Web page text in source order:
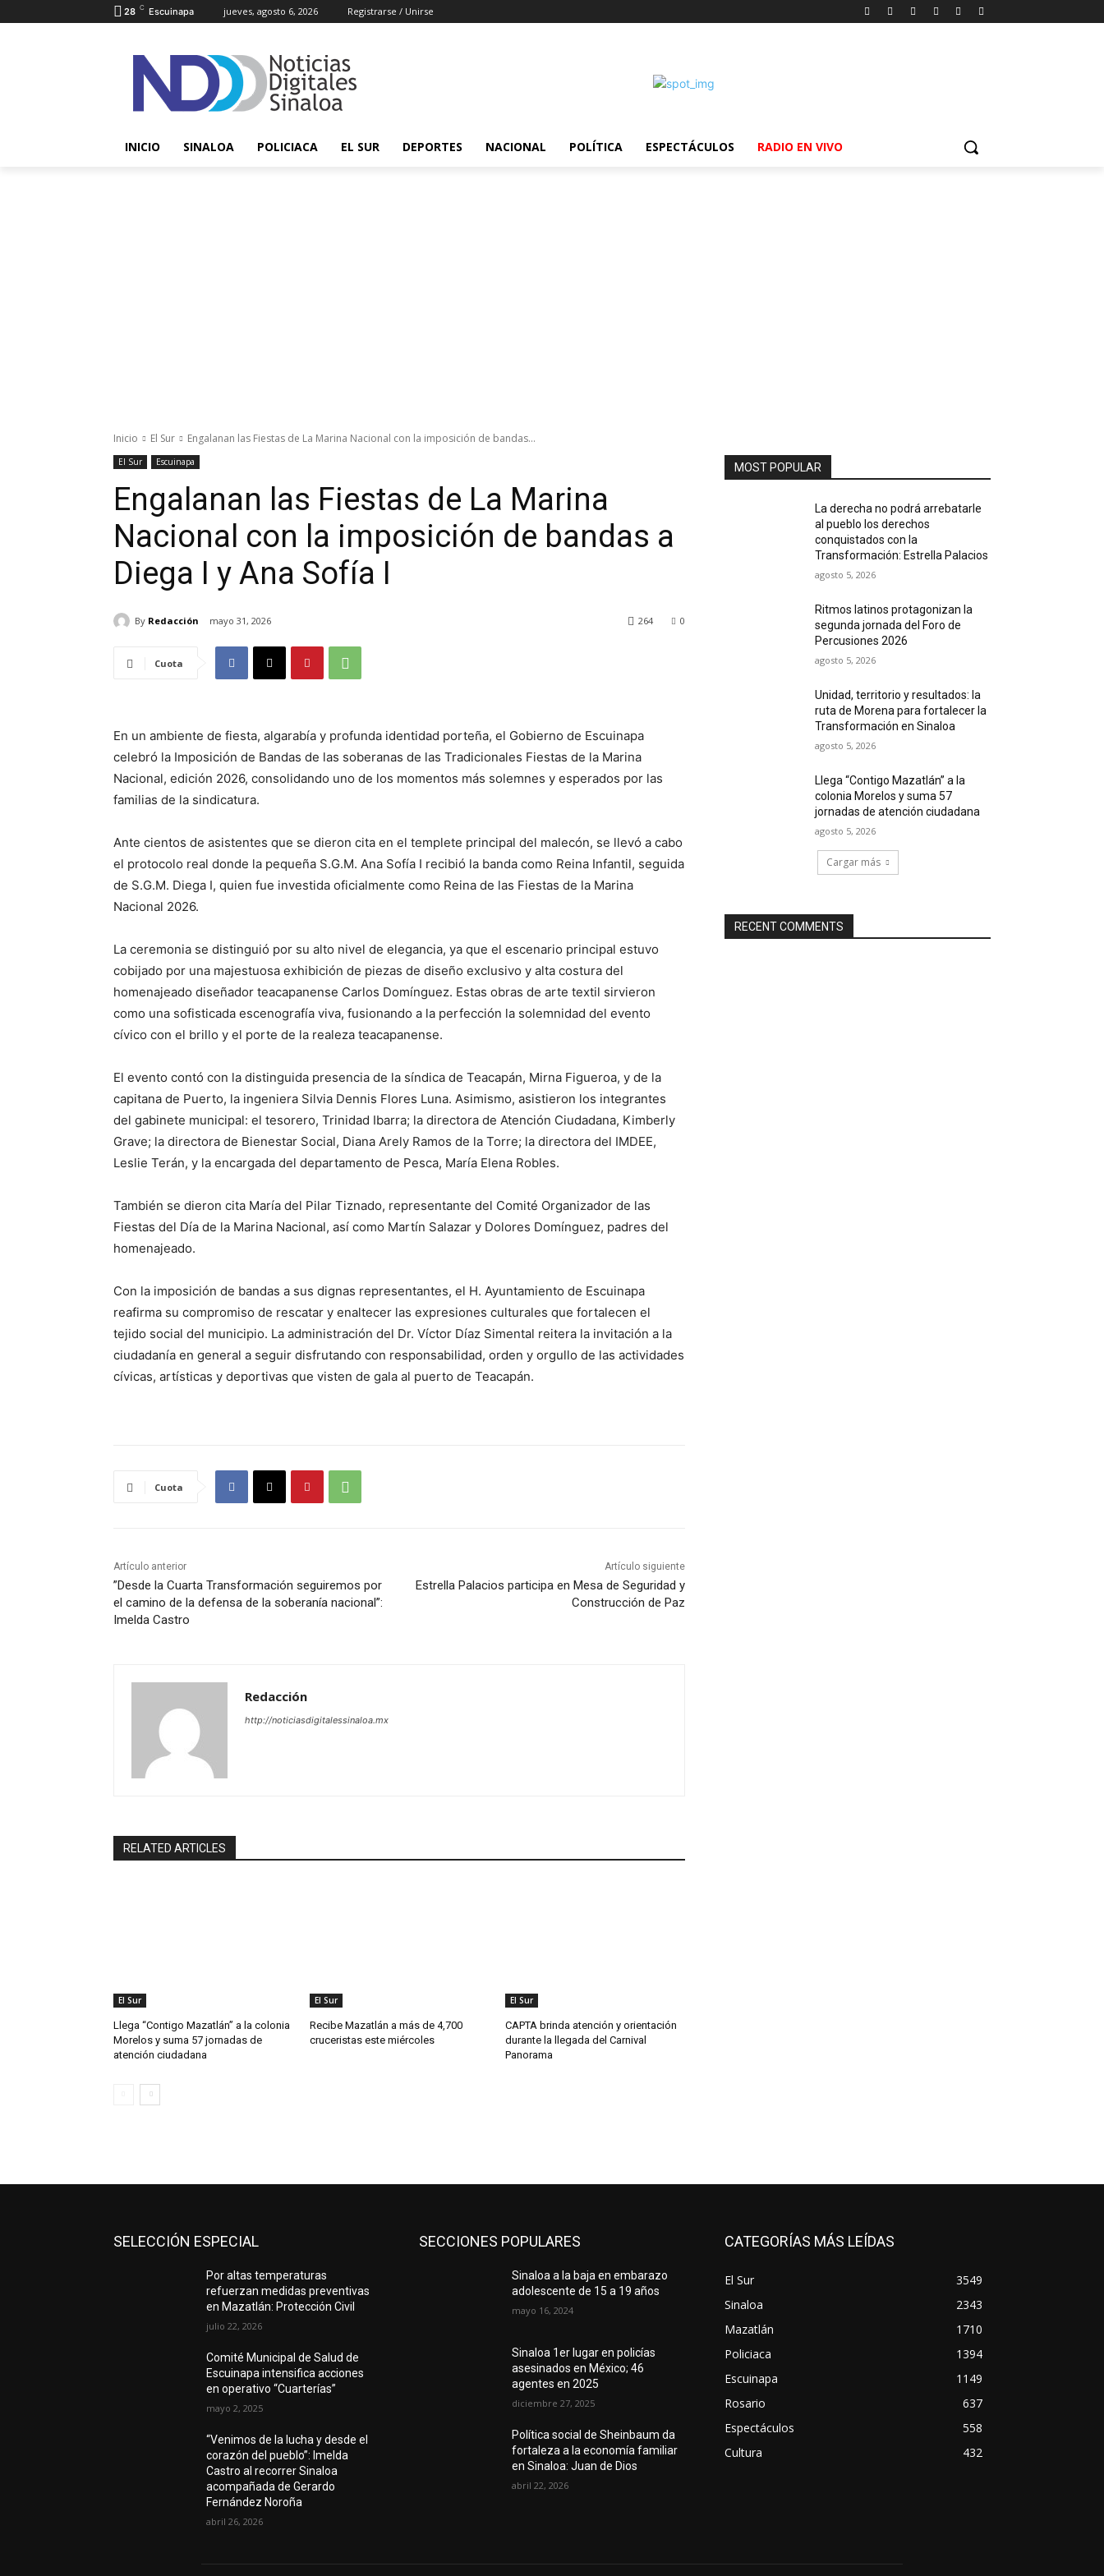
28 C Escuinapa jueves, agosto 6, 2026 Registrarse / Unirse
INICIO SINALOA POLICIACA EL SUR DEPORTES NACIONAL POLÍTICA ESPECTÁCULOS RADIO EN VIVO
Inicio El Sur Engalanan las Fiestas de La Marina Nacional con la imposición de bandas...
El Sur Escuinapa
Engalanan las Fiestas de La Marina
Nacional con la imposición de bandas a
Diega I y Ana Sofía I
By Redacción mayo 31, 2026 0
264
Cuota
En un ambiente de fiesta, algarabía y profunda identidad porteña, el Gobierno de Escuinapa
celebró la Imposición de Bandas de las soberanas de las Tradicionales Fiestas de la Marina
Nacional, edición 2026, consolidando uno de los momentos más solemnes y esperados por las
familias de la sindicatura.
Ante cientos de asistentes que se dieron cita en el templete principal del malecón, se llevó a cabo
el protocolo real donde la pequeña S.G.M. Ana Sofía I recibió la banda como Reina Infantil, seguida
de S.G.M. Diega I, quien fue investida oficialmente como Reina de las Fiestas de la Marina
Nacional 2026.
La ceremonia se distinguió por su alto nivel de elegancia, ya que el escenario principal estuvo
cobijado por una majestuosa exhibición de piezas de diseño exclusivo y alta costura del
homenajeado diseñador teacapanense Carlos Domínguez. Estas obras de arte textil sirvieron
como una sofisticada escenografía viva, fusionando a la perfección la solemnidad del evento
cívico con el brillo y el porte de la realeza teacapanense.
El evento contó con la distinguida presencia de la síndica de Teacapán, Mirna Figueroa, y de la
capitana de Puerto, la ingeniera Silvia Dennis Flores Luna. Asimismo, asistieron los integrantes
del gabinete municipal: el tesorero, Trinidad Ibarra; la directora de Atención Ciudadana, Kimberly
Grave; la directora de Bienestar Social, Diana Arely Ramos de la Torre; la directora del IMDEE,
Leslie Terán, y la encargada del departamento de Pesca, María Elena Robles.
También se dieron cita María del Pilar Tiznado, representante del Comité Organizador de las
Fiestas del Día de la Marina Nacional, así como Martín Salazar y Dolores Domínguez, padres del
homenajeado.
Con la imposición de bandas a sus dignas representantes, el H. Ayuntamiento de Escuinapa
reafirma su compromiso de rescatar y enaltecer las expresiones culturales que fortalecen el
tejido social del municipio. La administración del Dr. Víctor Díaz Simental reitera la invitación a la
ciudadanía en general a seguir disfrutando con responsabilidad, orden y orgullo de las actividades
cívicas, artísticas y deportivas que visten de gala al puerto de Teacapán.
Cuota
Artículo anterior
”Desde la Cuarta Transformación seguiremos por
el camino de la defensa de la soberanía nacional”:
Imelda Castro
Artículo siguiente
Estrella Palacios participa en Mesa de Seguridad y
Construcción de Paz
Redacción
http://noticiasdigitalessinaloa.mx
RELATED ARTICLES
El Sur
Llega “Contigo Mazatlán” a la colonia
Morelos y suma 57 jornadas de
atención ciudadana
El Sur
Recibe Mazatlán a más de 4,700
cruceristas este miércoles
El Sur
CAPTA brinda atención y orientación
durante la llegada del Carnival
Panorama
MOST POPULAR
La derecha no podrá arrebatarle
al pueblo los derechos
conquistados con la
Transformación: Estrella Palacios
agosto 5, 2026
Ritmos latinos protagonizan la
segunda jornada del Foro de
Percusiones 2026
agosto 5, 2026
Unidad, territorio y resultados: la
ruta de Morena para fortalecer la
Transformación en Sinaloa
agosto 5, 2026
Llega “Contigo Mazatlán” a la
colonia Morelos y suma 57
jornadas de atención ciudadana
agosto 5, 2026
Cargar más
RECENT COMMENTS
SELECCIÓN ESPECIAL
Por altas temperaturas
refuerzan medidas preventivas
en Mazatlán: Protección Civil
julio 22, 2026
Comité Municipal de Salud de
Escuinapa intensifica acciones
en operativo “Cuarterías”
mayo 2, 2025
“Venimos de la lucha y desde el
corazón del pueblo”: Imelda
Castro al recorrer Sinaloa
acompañada de Gerardo
Fernández Noroña
abril 26, 2026
SECCIONES POPULARES
Sinaloa a la baja en embarazo
adolescente de 15 a 19 años
mayo 16, 2024
Sinaloa 1er lugar en policías
asesinados en México; 46
agentes en 2025
diciembre 27, 2025
Política social de Sheinbaum da
fortaleza a la economía familiar
en Sinaloa: Juan de Dios
abril 22, 2026
CATEGORÍAS MÁS LEÍDAS
El Sur
3549
Sinaloa
2343
Mazatlán
1710
Policiaca
1394
Escuinapa
1149
Rosario
637
Espectáculos
558
Cultura
432